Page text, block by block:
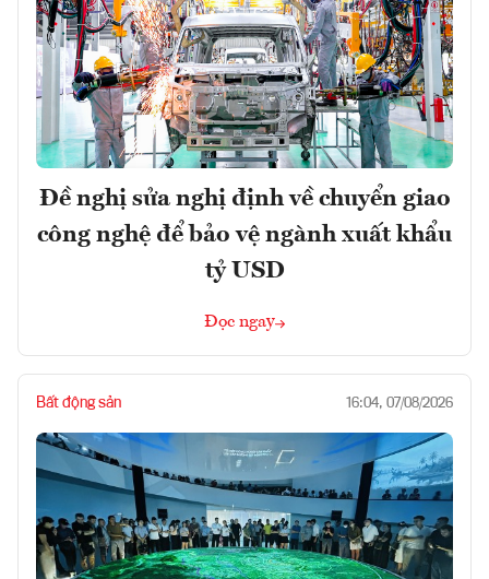
Đề nghị sửa nghị định về chuyển giao
công nghệ để bảo vệ ngành xuất khẩu
tỷ USD
Đọc ngay
Bất động sản 16:04, 07/08/2026